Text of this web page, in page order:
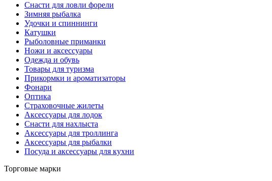
Снасти для ловли форели
Зимняя рыбалка
Удочки и спиннинги
Катушки
Рыболовные приманки
Ножи и аксессуары
Одежда и обувь
Товары для туризма
Прикормки и ароматизаторы
Фонари
Оптика
Страховочные жилеты
Аксессуары для лодок
Снасти для нахлыста
Аксессуары для троллинга
Аксессуары для рыбалки
Посуда и аксессуары для кухни
Торговые марки